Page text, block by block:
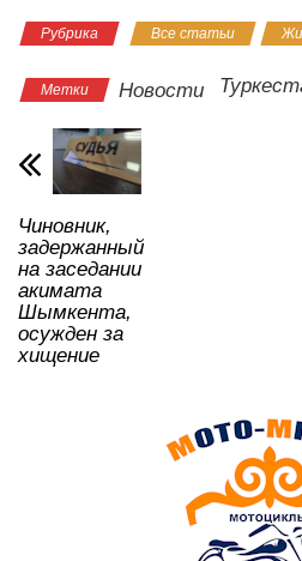
at
s
A
p
p
c
e
b
o
o
k
tt
er
n
o
Рубрика Все статьи
Метки Новости
Чиновник,
задержанный
на заседании
акимата
Шымкента,
осужден за
хищение